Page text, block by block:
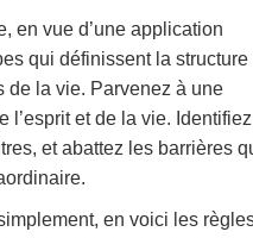
en vue d’une application
qui définissent la structure
de la vie. Parvenez à une
l’esprit et de la vie.
et abattez les barrières
en voici les